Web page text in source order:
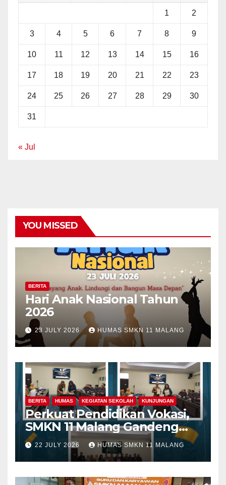
1 2
3 4 5 6 7 8 9
10 11 12 13 14 15 16
17 18 19 20 21 22 23
24 25 26 27 28 29 30
31
« Jul
YOU MISSED
BERITA
Hari Anak Nasional Tahun
2026
23 JULY 2026 HUMAS SMKN 11 MALANG
BERITA HUMAS KEGIATAN SEKOLAH KUNJUNGAN
Perkuat Pendidikan Vokasi,
SMKN 11 Malang Gandeng
Fakultas Teknik Universitas
Merdeka Malang dalam
Program Kolaboratif
22 JULY 2026 HUMAS SMKN 11 MALANG